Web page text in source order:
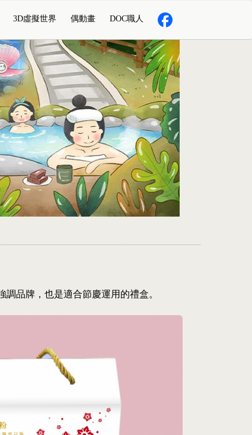
3D虛擬世界 偶動畫 DOC職人
品牌，也是適合節慶運用的禮盒。